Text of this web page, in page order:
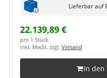
Lieferbar auf
22.139,89 €
pro 1 Stück
inkl. MwSt. zzgl. Versand
In den